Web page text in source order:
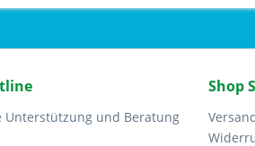
Unterstützung und Beratung
Shop